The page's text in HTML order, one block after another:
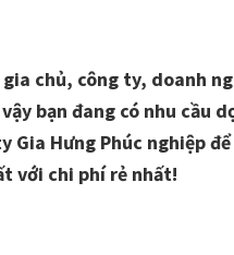
chủ, công ty, doanh
bạn đang có nhu cầu
Hưng Phúc nghiệp
với chi phí rẻ nhất!